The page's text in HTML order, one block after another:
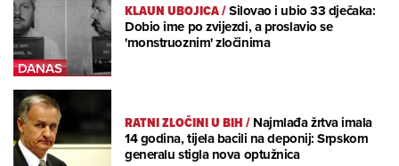
KLAUN UBOJICA/Silovao i ubio 33 dječaka:
Dobio ime po zvijezdi, a proslavio se
'monstruoznim' zločinima
RATNI ZLOČINI U BIH/Najmlađa žrtva imala
14 godina, tijela bacili na deponij: Srpskom
generalu stigla nova optužnica